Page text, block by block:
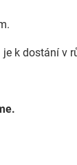
k dostání v